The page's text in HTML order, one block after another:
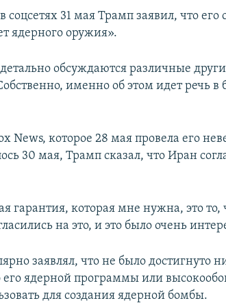
31 мая Трамп заявил, что его
ядерного оружия».
обсуждаются различные
именно об этом идет речь в
News, которое 28 мая провела его
30 мая, Трамп сказал, что Иран
гарантия, которая мне нужна, это то,
на это, и это было очень
заявлял, что не было достигнуто
его ядерной программы или
для создания ядерной бомбы.